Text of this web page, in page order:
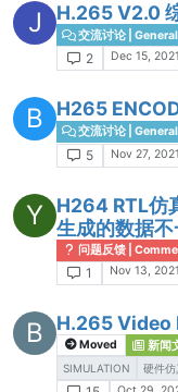
J H.265 V2.0
交流讨论 |
2 Dec 15,
B H265
交流讨论 |
5 Nov 27,
Y
H264 RTL仿
生成的数据不
问题反馈 |
1 Nov 13,
B H.265 Video
Moved 新闻
SIMULATION 硬件仿